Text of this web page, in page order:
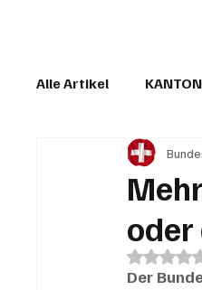
Alle Artikel
IN EIGENER SACHE
oder
Mit
Der